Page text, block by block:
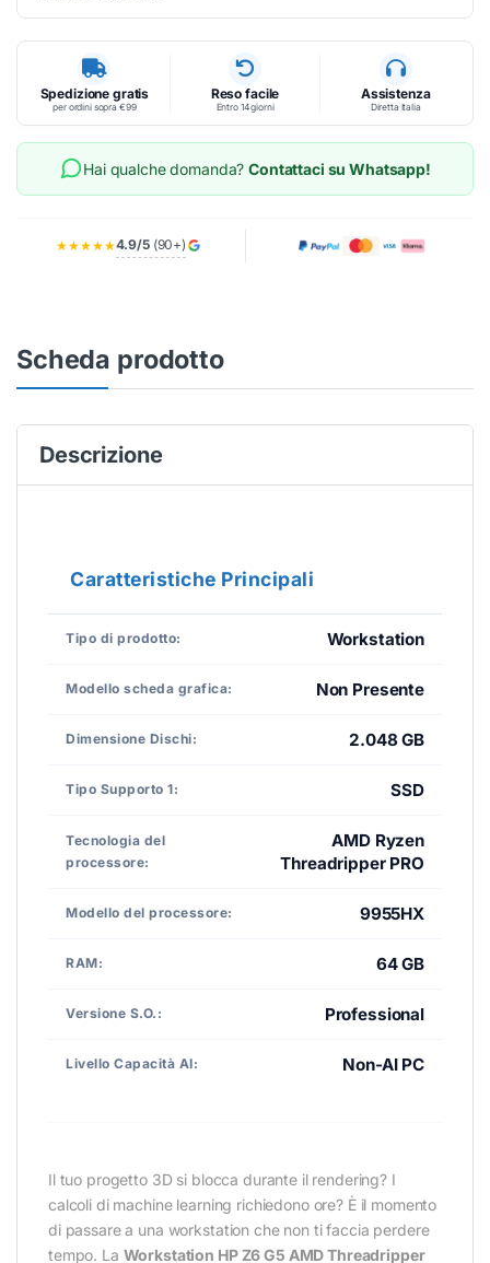
Spedizione gratis
per ordini sopra €99
Reso facile
Entro 14 giorni
Assistenza
Diretta Italia
Hai qualche domanda?Contattaci su Whatsapp!
★★★★★4.9/5(90+)
Scheda prodotto
Descrizione
Caratteristiche Principali
Tipo di prodotto: Workstation
Modello scheda grafica: Non Presente
Dimensione Dischi: 2.048 GB
Tipo Supporto 1: SSD
Tecnologia del
processore:
AMD Ryzen
Threadripper PRO
Modello del processore: 9955HX
RAM: 64 GB
Versione S.O.: Professional
Livello Capacità AI: Non-AI PC
Il tuo progetto 3D si blocca durante il rendering? I
calcoli di machine learning richiedono ore? È il momento
di passare a una workstation che non ti faccia perdere
tempo. La Workstation HP Z6 G5 AMD Threadripper